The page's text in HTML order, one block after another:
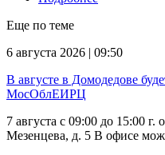
Еще по теме
6 августа 2026 | 09:50
В августе в Домодедове
МосОблЕИРЦ
7 августа с 09:00 до 15:00
Мезенцева, д. 5 В офисе